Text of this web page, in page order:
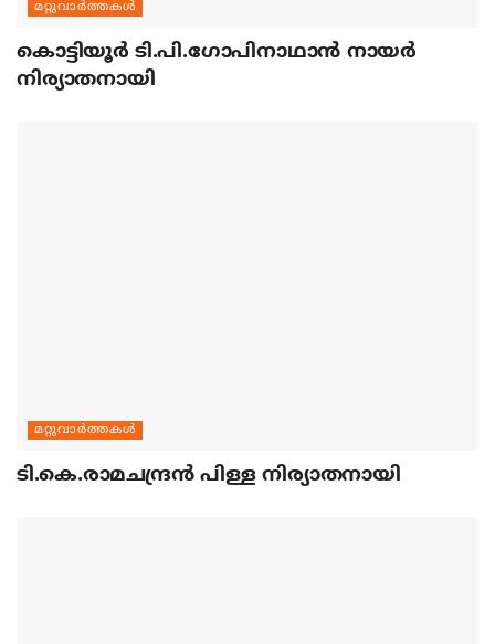
മറ്റുവാര്‍ത്തകള്‍
കൊട്ടിയൂര്‍ ടി.പി.ഗോപിനാഥാന്‍ നായര്‍
നിര്യാതനായി
മറ്റുവാര്‍ത്തകള്‍
ടി.കെ.രാമചന്ദ്രന്‍ പിള്ള നിര്യാതനായി